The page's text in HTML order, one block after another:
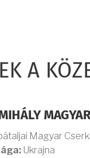
A
Magyar
Ukrajna